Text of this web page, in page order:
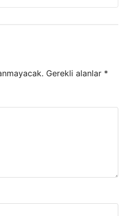
Gerekli alanlar *